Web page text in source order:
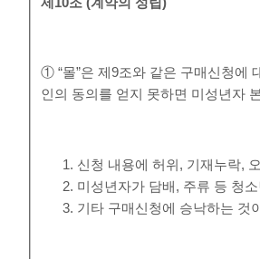
제 10조(계약의 성립)
① “몰”은 제9조와 같은 구매신청에
인의 동의를 얻지 못하면 미성년자
신청 내용에 허위, 기재누락,
미성년자가 담배, 주류 등 청
기타 구매신청에 승낙하는 것